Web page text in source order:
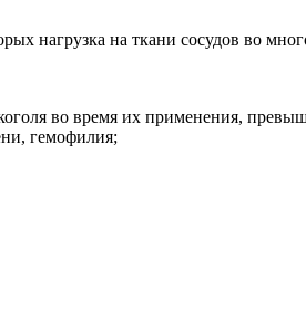
нагрузка на ткани сосудов во
во время их применения,
гемофилия;